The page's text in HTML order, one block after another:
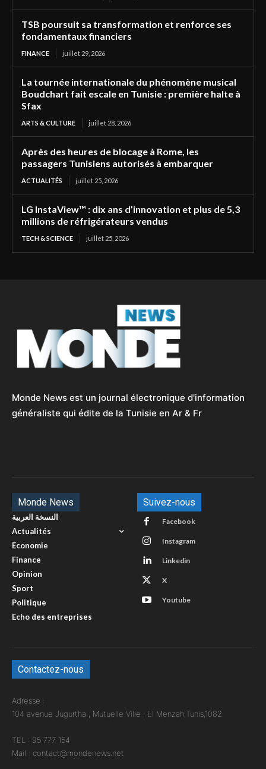
TSB poursuit sa transformation et renforce ses
fondamentaux financiers
FINANCE juillet 29, 2026
La tournée internationale du phénomène musical
Boudchart fait escale en Tunisie : première halte à
Sfax
ARTS & CULTURE juillet 28, 2026
Après des heures de blocage à Rome, les
passagers Tunisiens autorisés à embarquer
ACTUALITÉS juillet 25, 2026
LG InstaView™ : dix ans d’innovation et plus de 5,3
millions de réfrigérateurs vendus
TECH & SCIENCE juillet 25, 2026
Monde News est un journal électronique d'information
généraliste qui édite de la Tunisie en Ar & Fr
Monde News
النسخة العربية
Actualités
Economie
Finance
Opinion
Sport
Politique
Echo des entreprises
Suivez-nous
Facebook
Instagram
Linkedin
X
Youtube
Contactez-nous
Adresse :
104 avenue Jugurtha , Mutuelle Ville , El Menzah,Tunis,1082
TEL : 95 777 154
Mail : contact@mondenews.net